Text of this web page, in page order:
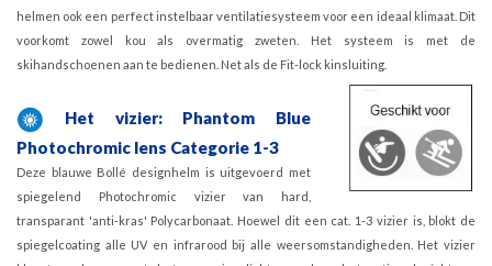
helmen ook een perfect instelbaar ventilatiesysteem voor een ideaal klimaat. Dit
voorkomt zowel kou als overmatig zweten. Het systeem is met de
skihandschoenen aan te bedienen. Net als de Fit-lock kinsluiting.
Het vizier: Phantom Blue
Photochromic lens Categorie 1-3
Deze blauwe Bollé designhelm is uitgevoerd met
spiegelend Photochromic vizier van hard,
transparant 'anti-kras' Polycarbonaat. Hoewel dit een cat. 1-3 vizier is, blokt de
spiegelcoating alle UV en infrarood bij alle weersomstandigheden. Het vizier